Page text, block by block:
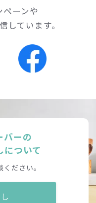
ーンや
しています。
バーの
について
ださい。